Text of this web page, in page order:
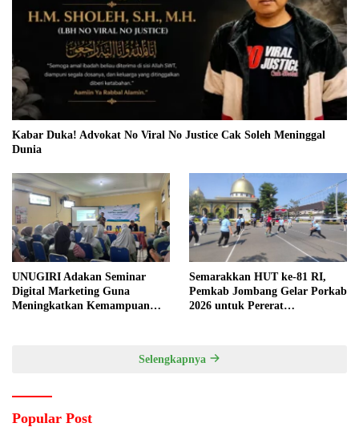
Kabar Duka! Advokat No Viral No Justice Cak Soleh Meninggal
Dunia
UNUGIRI Adakan Seminar
Digital Marketing Guna
Meningkatkan Kemampuan
Semarakkan HUT ke-81 RI,
Pemkab Jombang Gelar Porkab
2026 untuk Pererat
Selengkapnya
Popular Post